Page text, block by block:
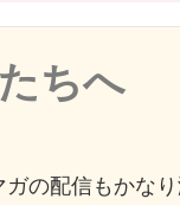
ちへ
の配信もかなり